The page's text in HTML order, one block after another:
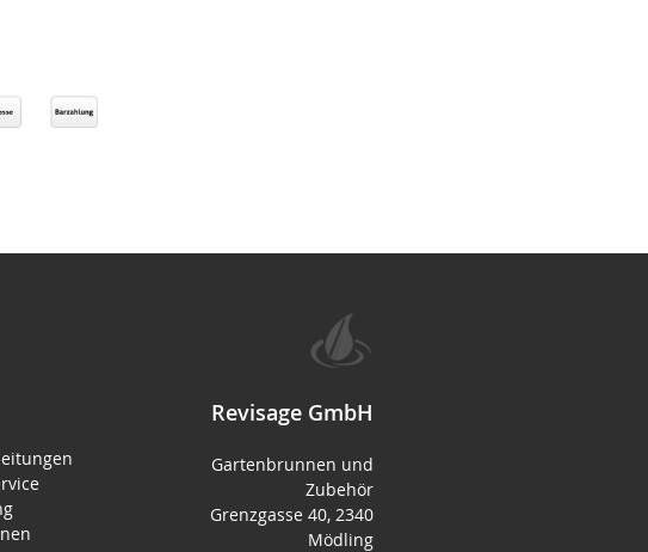
Revisage GmbH
Gartenbrunnen und
Zubehör
Grenzgasse 40, 2340
Mödling